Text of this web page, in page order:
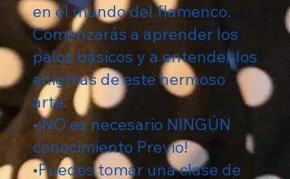
en el mundo del flamenco.
Comenzarás a aprender los
palos básicos y a entender los
enigmas de este hermoso
arte.
•¡NO es necesario NINGÚN
conocimiento Previo!
•Puedes tomar una clase de